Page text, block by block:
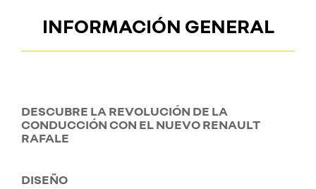
INFORMACIÓN GENERAL
DESCUBRE LA REVOLUCIÓN DE LA
CONDUCCIÓN CON EL NUEVO RENAULT
RAFALE
DISEÑO